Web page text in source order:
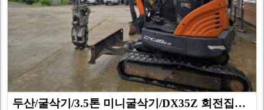
두산/굴삭기/3.5톤 미니굴삭기/DX35Z 회전집게/2…